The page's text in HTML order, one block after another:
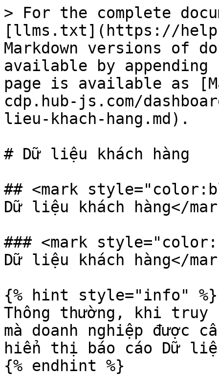
> For the complete
[llms.txt](https://
Markdown versions of
available by
page is available as
cdp.hub-js.com/
lieu-khach-hang.md).
# Dữ liệu khách hàng
## <mark
Dữ liệu khách hàng</
### <mark
Dữ liệu khách hàng</
{% hint style="info" %}
Thông thường, khi truy
mà doanh nghiệp được
hiển thị báo cáo Dữ
{% endhint %}